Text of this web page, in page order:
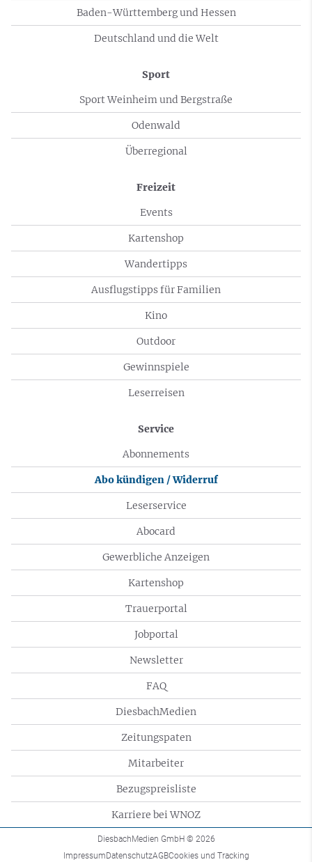
Baden-Württemberg und Hessen
Deutschland und die Welt
Sport
Sport Weinheim und Bergstraße
Odenwald
Überregional
Freizeit
Events
Kartenshop
Wandertipps
Ausflugstipps für Familien
Kino
Outdoor
Gewinnspiele
Leserreisen
Service
Abonnements
Abo kündigen / Widerruf
Leserservice
Abocard
Gewerbliche Anzeigen
Kartenshop
Trauerportal
Jobportal
Newsletter
FAQ
DiesbachMedien
Zeitungspaten
Mitarbeiter
Bezugspreisliste
Karriere bei WNOZ
DiesbachMedien GmbH © 2026
ImpressumDatenschutzAGBCookies und Tracking